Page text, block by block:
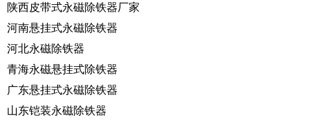
陕西皮带式永磁除铁器厂家
河南悬挂式永磁除铁器
河北永磁除铁器
青海永磁悬挂式除铁器
广东悬挂式永磁除铁器
山东铠装永磁除铁器